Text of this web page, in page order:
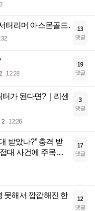
터리머 아스몬골드. 13
댓글
12:28
19
댓글
가 된다면?｜리센
2 12:26
3
댓글
받았나?” 충격 받
대 사건에 주목…
17
댓글
못해서 깝깝해진 한
12
댓글